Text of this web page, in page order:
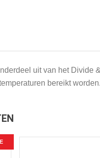
uit van het
bereikt